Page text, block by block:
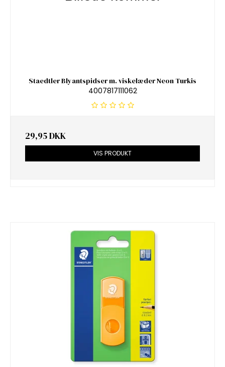
Staedtler Blyantspidser m. viskelæder Neon Turkis
4007817111062
29,95 DKK
VIS PRODUKT